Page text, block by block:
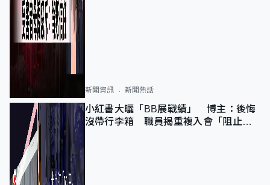
新聞資訊 新聞熱話
小紅書大曬「BB展戰績」 博主：後悔
沒帶行李箱 職員揭重複入會「阻止唔